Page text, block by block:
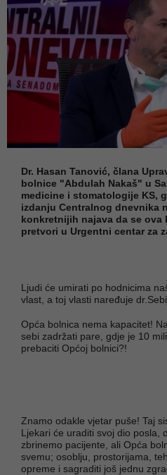
Dr. Hasan Tanović, člana
bolnice "Abdulah Nakaš" u
medicine i stomatologije KS,
izdanju Centralnog dnevnika
konkretnijih najava da se ova
pretvori u Urgentni centar za
Ljudi će umirati po hodnicima
vlast, a toj vlasti naređuje
Opća bolnica nema kapacitet!
sebi zadržati pare, gdje je 10
prebaciti Općoj bolnici?!
Znamo odakle vjetar puše! Taj
Ljekari će uraditi svoj dio posla,
zbrinemo pacijente, ali Opća
svemu; osoblju, prostorijama,
opreme i sagraditi još jednu